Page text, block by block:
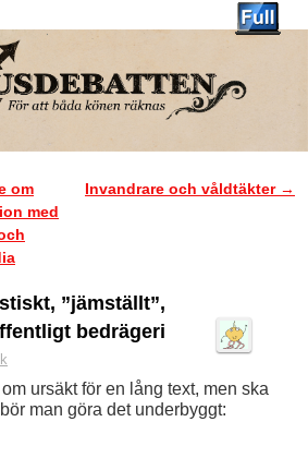
om
med
Invandrare och våldtäkter →
”jämställt”,
bedrägeri
ursäkt för en lång text, men ska
man göra det underbyggt: